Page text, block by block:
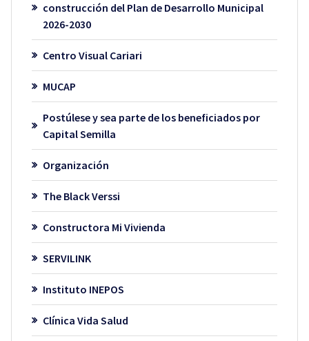
construcción del Plan de Desarrollo Municipal
2026-2030
Centro Visual Cariari
MUCAP
Postúlese y sea parte de los beneficiados por
Capital Semilla
Organización
The Black Verssi
Constructora Mi Vivienda
SERVILINK
Instituto INEPOS
Clínica Vida Salud